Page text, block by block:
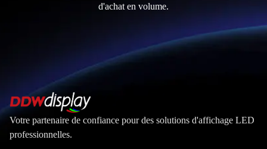
d'achat en volume.
Votre partenaire de confiance pour des solutions d'affichage LED
professionnelles.